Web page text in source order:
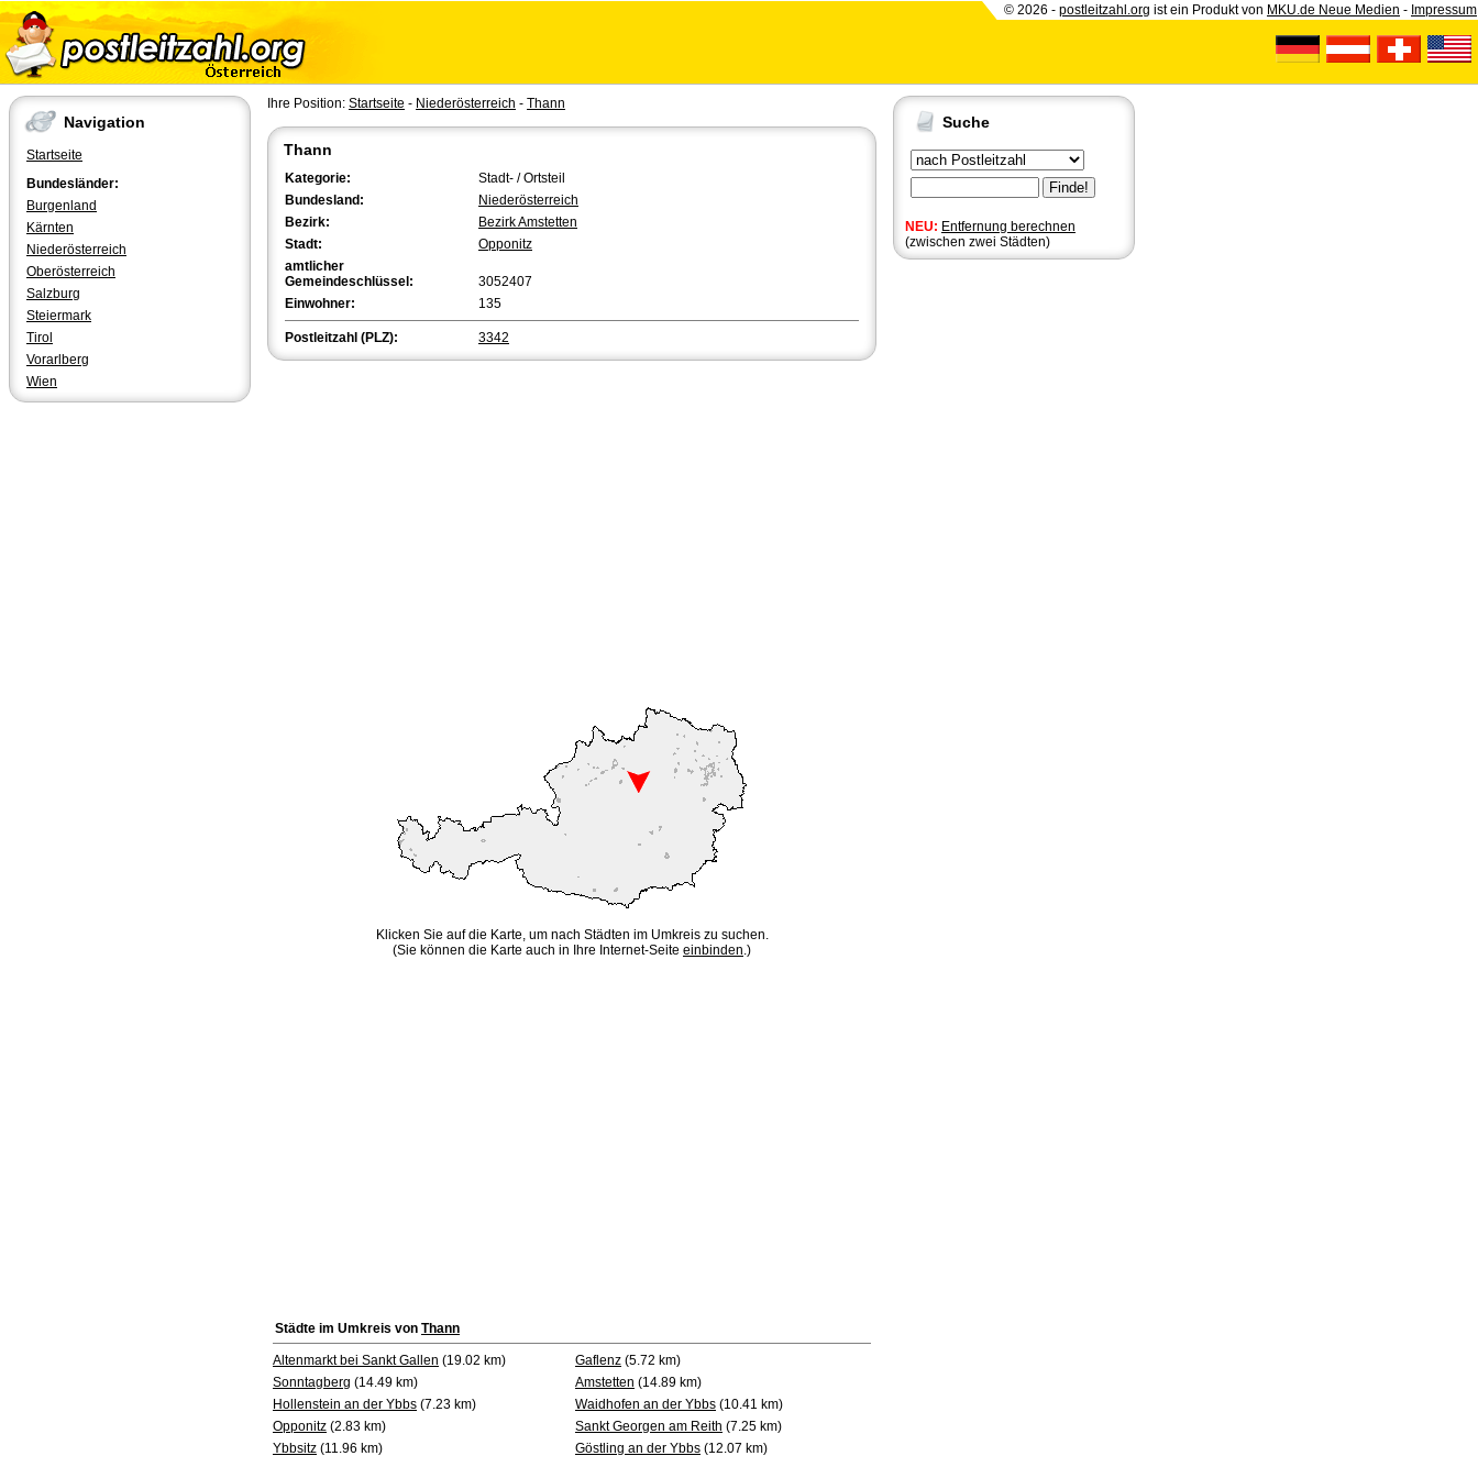
© 2026 - postleitzahl.org ist ein Produkt von MKU.de Neue Medien - Impressum
Navigation
Startseite
Bundesländer:
Burgenland
Kärnten
Niederösterreich
Oberösterreich
Salzburg
Steiermark
Tirol
Vorarlberg
Wien
Suche
NEU: Entfernung berechnen
(zwischen zwei Städten)
Ihre Position: Startseite - Niederösterreich - Thann
Thann
Kategorie:
Stadt- / Ortsteil
Bundesland:
Niederösterreich
Bezirk:
Bezirk Amstetten
Stadt:
Opponitz
amtlicher
Gemeindeschlüssel:
3052407
Einwohner:
135
Postleitzahl (PLZ): 3342
Klicken Sie auf die Karte, um nach Städten im Umkreis zu suchen.
(Sie können die Karte auch in Ihre Internet-Seite einbinden.)
Städte im Umkreis von Thann
Altenmarkt bei Sankt Gallen (19.02 km) Gaflenz (5.72 km)
Sonntagberg (14.49 km) Amstetten (14.89 km)
Hollenstein an der Ybbs (7.23 km) Waidhofen an der Ybbs (10.41 km)
Opponitz (2.83 km) Sankt Georgen am Reith (7.25 km)
Ybbsitz (11.96 km) Göstling an der Ybbs (12.07 km)